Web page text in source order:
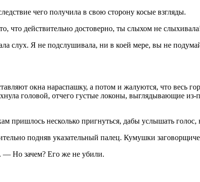
чего получила в свою сторону косые взгляды.
действительно достоверно, ты слыхом не
слух. Я не подслушивала, ни в коей мере, вы не
окна нараспашку, а потом и жалуются, что весь
головой, отчего густые локоны, выглядывающие из-
пришлось несколько пригнуться, дабы услышать
подняв указательный палец. Кумушки
— Но зачем? Его же не убили.